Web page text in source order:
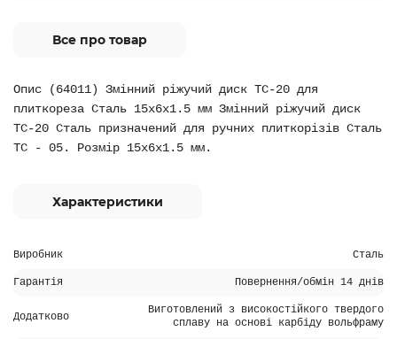
Все про товар
Опис (64011) Змінний ріжучий диск ТС-20 для
плиткореза Сталь 15х6х1.5 мм Змінний ріжучий диск
ТС-20 Сталь призначений для ручних плиткорізів Сталь
TC - 05. Розмір 15х6х1.5 мм.
Характеристики
Виробник Сталь
Гарантія Повернення/обмін 14 днів
Додатково
Виготовлений з високостійкого твердого
сплаву на основі карбіду вольфраму